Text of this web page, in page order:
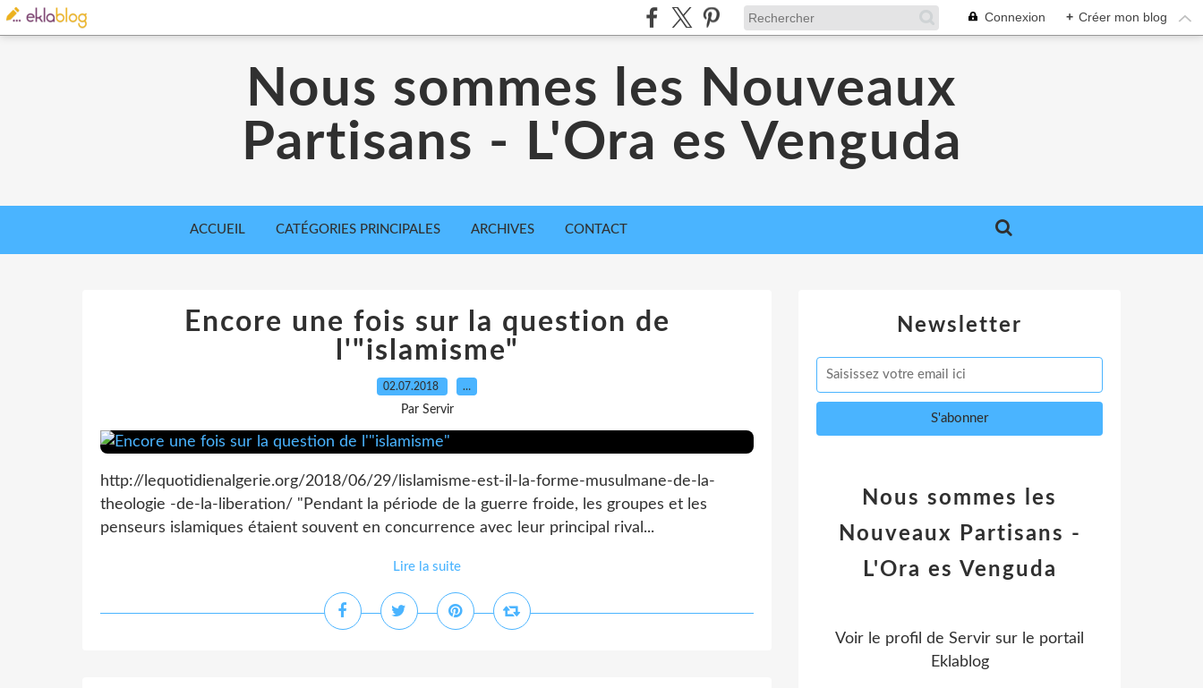
Connexion + Créer mon blog
Nous sommes les Nouveaux
Partisans - L'Ora es Venguda
ACCUEIL CATÉGORIES PRINCIPALES ARCHIVES CONTACT
Encore une fois sur la question de
l'"islamisme"
02.07.2018 …
Par Servir
http://lequotidienalgerie.org/2018/06/29/lislamisme-est-il-la-forme-musulmane-de-la-
theologie -de-la-liberation/ "Pendant la période de la guerre froide, les groupes et les
penseurs islamiques étaient souvent en concurrence avec leur principal rival...
Lire la suite
Newsletter
Nous sommes les
Nouveaux Partisans -
L'Ora es Venguda
Voir le profil de Servir sur le portail
Eklablog